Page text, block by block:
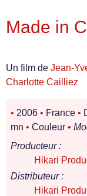
Made in
Un film de Jean-
Charlotte Cailliez
• 2006 • France •
mn • Couleur •
Producteur :
Hikari
Distributeur :
Hikari